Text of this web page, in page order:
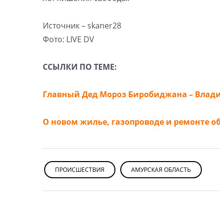
Источник – skaner28
Фото: LIVE DV
ССЫЛКИ ПО ТЕМЕ:
Главный Дед Мороз Биробиджана –
О новом жилье, газопроводе и ремонте
ПРОИСШЕСТВИЯ АМУРСКАЯ ОБЛАСТЬ